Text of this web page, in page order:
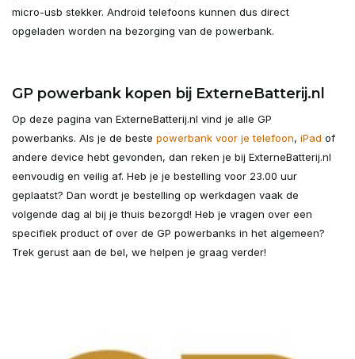
micro-usb stekker. Android telefoons kunnen dus direct
opgeladen worden na bezorging van de powerbank.
GP powerbank kopen bij ExterneBatterij.nl
Op deze pagina van ExterneBatterij.nl vind je alle GP
powerbanks. Als je de beste powerbank voor je telefoon, iPad of
andere device hebt gevonden, dan reken je bij ExterneBatterij.nl
eenvoudig en veilig af. Heb je je bestelling voor 23.00 uur
geplaatst? Dan wordt je bestelling op werkdagen vaak de
volgende dag al bij je thuis bezorgd! Heb je vragen over een
specifiek product of over de GP powerbanks in het algemeen?
Trek gerust aan de bel, we helpen je graag verder!